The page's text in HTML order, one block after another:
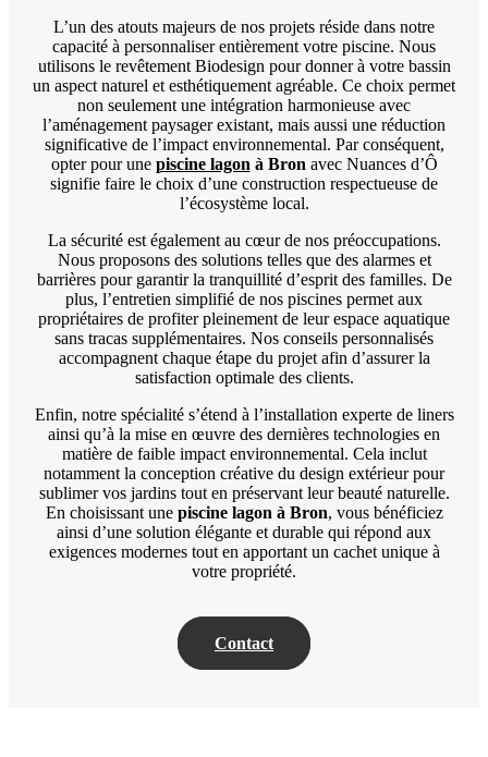
L’un des atouts majeurs de nos projets réside dans notre
capacité à personnaliser entièrement votre piscine. Nous
utilisons le revêtement Biodesign pour donner à votre bassin
un aspect naturel et esthétiquement agréable. Ce choix permet
non seulement une intégration harmonieuse avec
l’aménagement paysager existant, mais aussi une réduction
significative de l’impact environnemental. Par conséquent,
opter pour une piscine lagon à Bron avec Nuances d’Ô
signifie faire le choix d’une construction respectueuse de
l’écosystème local.
La sécurité est également au cœur de nos préoccupations.
Nous proposons des solutions telles que des alarmes et
barrières pour garantir la tranquillité d’esprit des familles. De
plus, l’entretien simplifié de nos piscines permet aux
propriétaires de profiter pleinement de leur espace aquatique
sans tracas supplémentaires. Nos conseils personnalisés
accompagnent chaque étape du projet afin d’assurer la
satisfaction optimale des clients.
Enfin, notre spécialité s’étend à l’installation experte de liners
ainsi qu’à la mise en œuvre des dernières technologies en
matière de faible impact environnemental. Cela inclut
notamment la conception créative du design extérieur pour
sublimer vos jardins tout en préservant leur beauté naturelle.
En choisissant une piscine lagon à Bron, vous bénéficiez
ainsi d’une solution élégante et durable qui répond aux
exigences modernes tout en apportant un cachet unique à
votre propriété.
Contact